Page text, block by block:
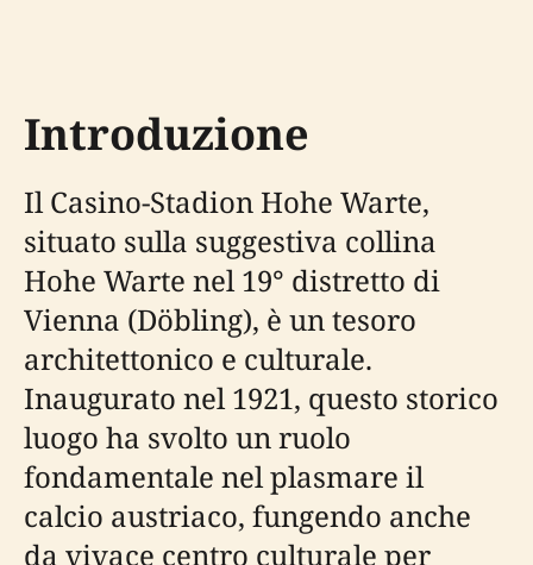
Introduzione
Il Casino-Stadion Hohe Warte,
situato sulla suggestiva collina
Hohe Warte nel 19° distretto di
Vienna (Döbling), è un tesoro
architettonico e culturale.
Inaugurato nel 1921, questo storico
luogo ha svolto un ruolo
fondamentale nel plasmare il
calcio austriaco, fungendo anche
da vivace centro culturale per